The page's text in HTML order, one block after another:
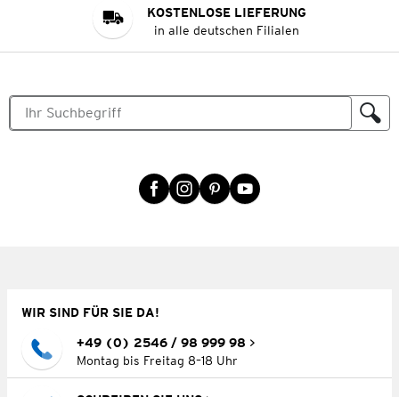
KOSTENLOSE LIEFERUNG
in alle deutschen Filialen
WIR SIND FÜR SIE DA!
+49 (0) 2546 / 98 999 98
Montag bis Freitag 8–18 Uhr